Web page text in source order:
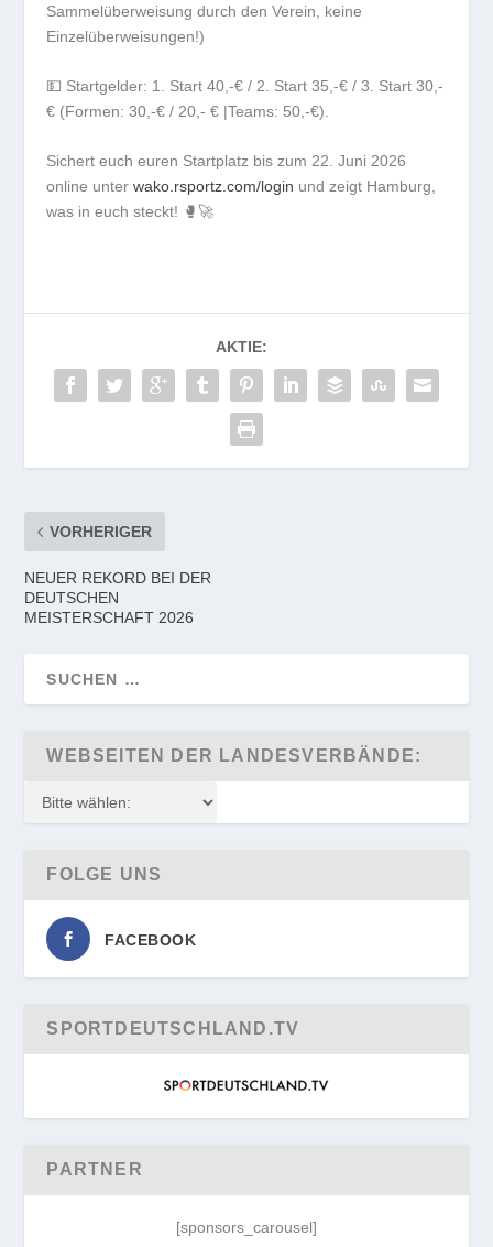
Sammelüberweisung durch den Verein, keine
Einzelüberweisungen!)
​💵 Startgelder: 1. Start 40,-€ / 2. Start 35,-€ / 3. Start 30,-
€ (Formen: 30,-€ / 20,- € |Teams: 50,-€).
​Sichert euch euren Startplatz bis zum 22. Juni 2026
online unterwako.rsportz.com/login und zeigt Hamburg,
was in euch steckt! 🥊🚀
AKTIE:
VORHERIGER
NEUER REKORD BEI DER
DEUTSCHEN
MEISTERSCHAFT 2026
WEBSEITEN DER LANDESVERBÄNDE:
FOLGE UNS
FACEBOOK
SPORTDEUTSCHLAND.TV
PARTNER
[sponsors_carousel]